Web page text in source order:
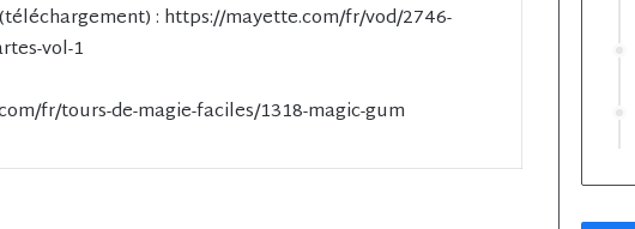
: https://mayette.com/fr/vod/2746-
vol-1
fr/tours-de-magie-faciles/1318-magic-gum